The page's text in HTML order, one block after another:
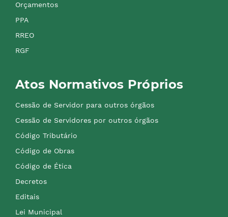
Orçamentos
PPA
RREO
RGF
Atos Normativos Próprios
Cessão de Servidor para outros órgãos
Cessão de Servidores por outros órgãos
Código Tributário
Código de Obras
Código de Ética
Decretos
Editais
Lei Municipal